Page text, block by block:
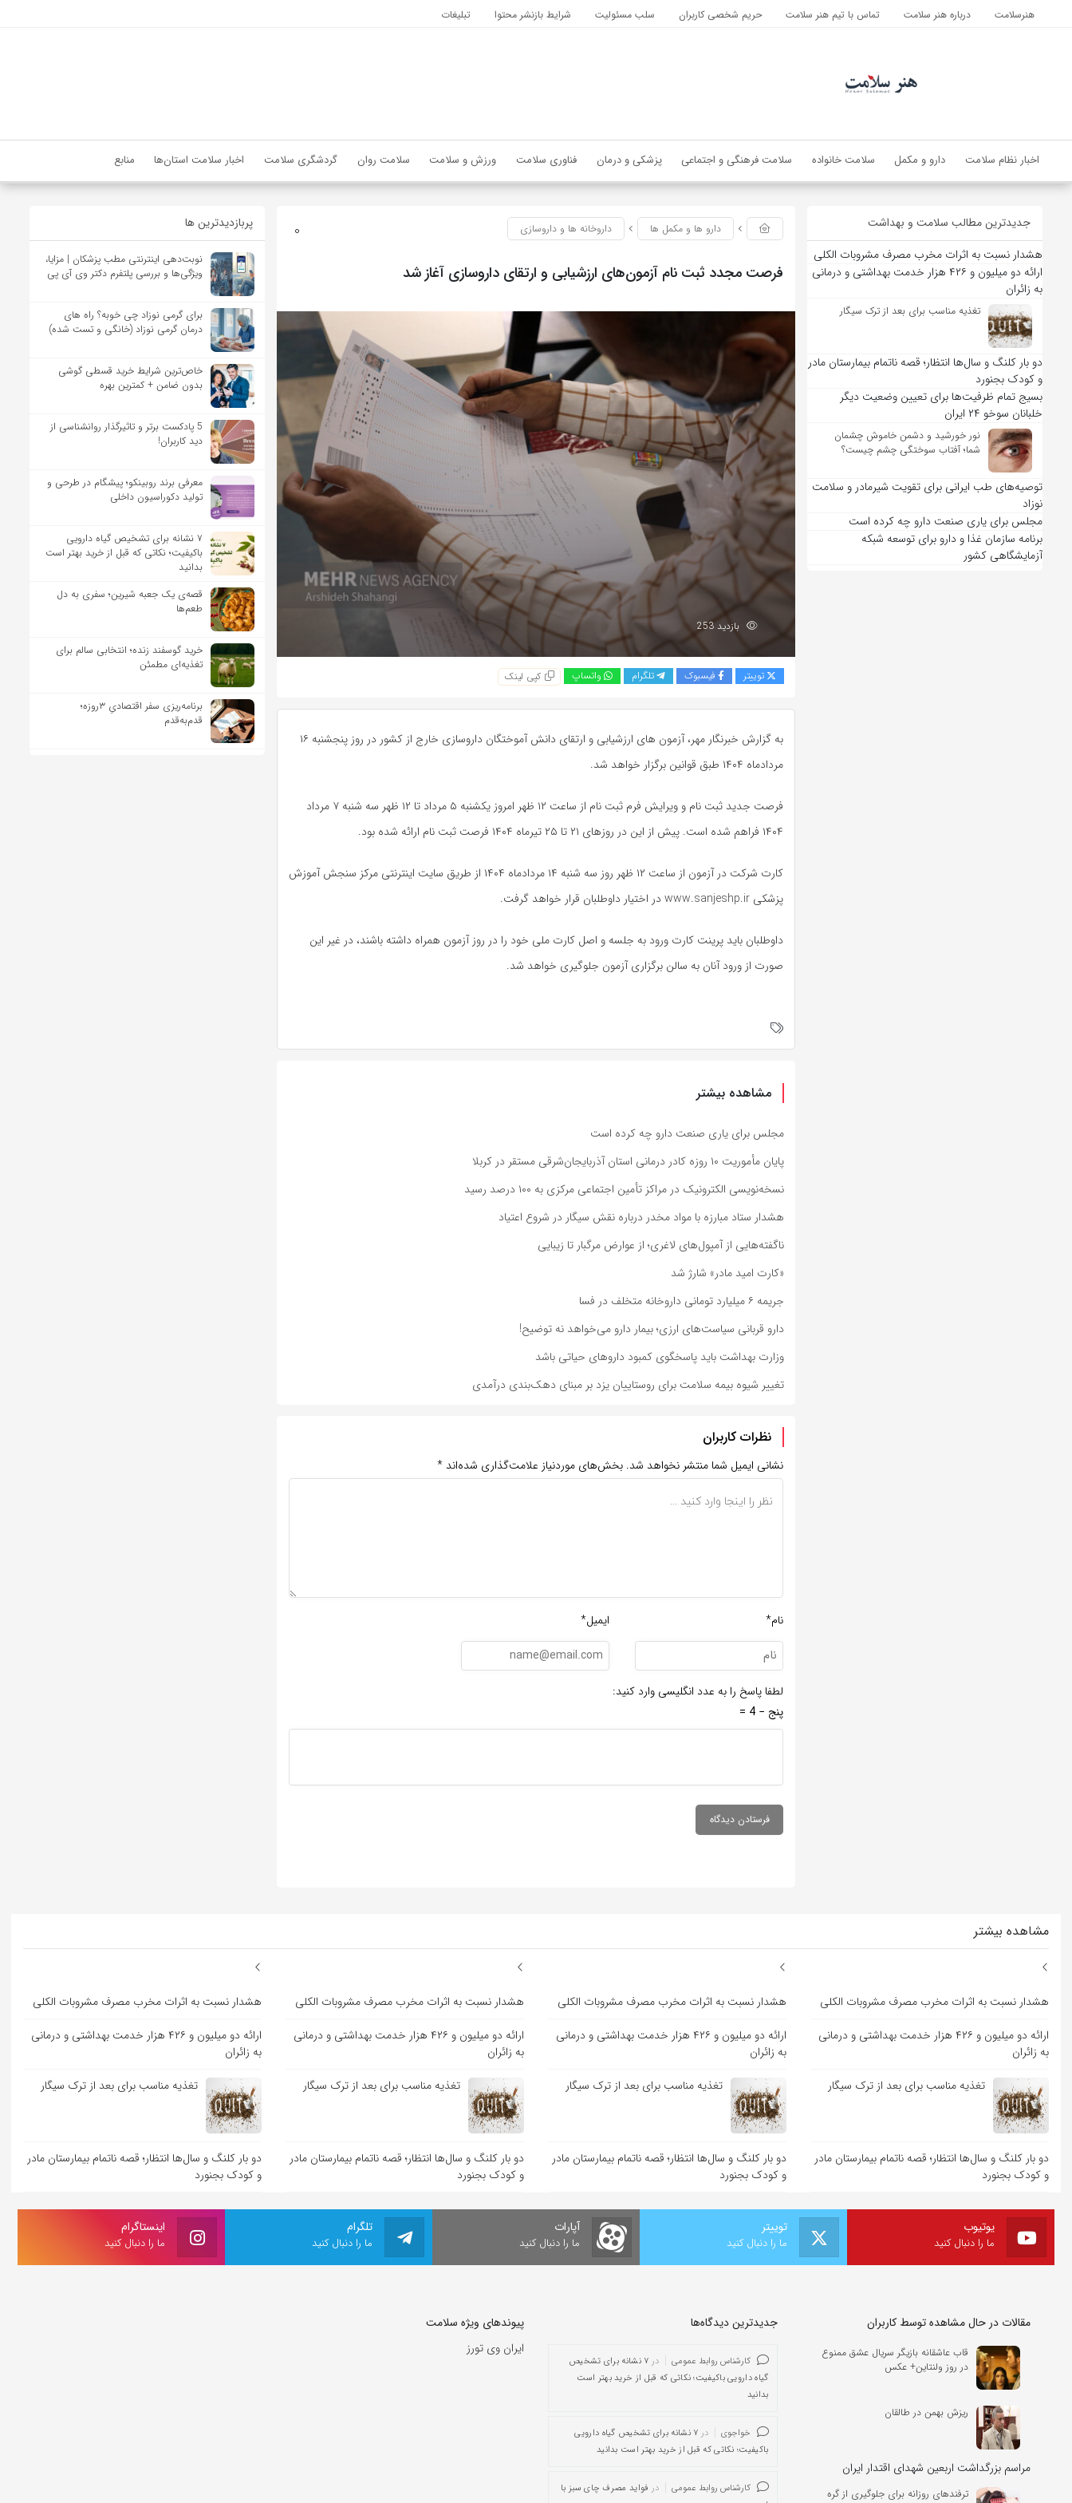
هنرسلامت درباره هنر سلامت تماس با تیم هنر سلامت حریم شخصی کاربران سلب مسئولیت شرایط بازنشر محتوا تبلیغات
اخبار نظام سلامت دارو و مکمل سلامت خانواده سلامت فرهنگی و اجتماعی پزشکی و درمان فناوری سلامت ورزش و سلامت سلامت روان گردشگری سلامت اخبار سلامت استان‌ها منابع
جدیدترین مطالب سلامت و بهداشت
هشدار نسبت به اثرات مخرب مصرف مشروبات الکلی
ارائه دو میلیون و ۴۲۶ هزار خدمت بهداشتی و درمانی
به زائران
تغذیه مناسب برای بعد از ترک سیگار
دو بار کلنگ و سال‌ها انتظار؛ قصه ناتمام بیمارستان مادر
و کودک بجنورد
بسیج تمام ظرفیت‌ها برای تعیین وضعیت دیگر
خلبانان سوخو ۲۴ ایران
نور خورشید و دشمن خاموش چشمان
شما؛ آفتاب سوختگی چشم چیست؟
توصیه‌های طب ایرانی برای تقویت شیرمادر و سلامت
نوزاد
مجلس برای یاری صنعت دارو چه کرده است
برنامه سازمان غذا و دارو برای توسعه شبکه
آزمایشگاهی کشور
0 دارو ها و مکمل ها داروخانه ها و داروسازی
فرصت مجدد ثبت نام آزمون‌های ارزشیابی و ارتقای داروسازی آغاز شد
بازدید 253
توییتر فیسبوک تلگرام واتساپ کپی لینک
به گزارش خبرنگار مهر، آزمون های ارزشیابی و ارتقای دانش آموختگان داروسازی خارج از کشور در روز پنجشنبه ۱۶
مردادماه ۱۴۰۴ طبق قوانین برگزار خواهد شد.
فرصت جدید ثبت نام و ویرایش فرم ثبت نام از ساعت ۱۲ ظهر امروز یکشنبه ۵ مرداد تا ۱۲ ظهر سه شنبه ۷ مرداد
۱۴۰۴ فراهم شده است. پیش از این در روزهای ۲۱ تا ۲۵ تیرماه ۱۴۰۴ فرصت ثبت نام ارائه شده بود.
کارت شرکت در آزمون از ساعت ۱۲ ظهر روز سه شنبه ۱۴ مردادماه ۱۴۰۴ از طریق سایت اینترنتی مرکز سنجش آموزش
پزشکی www.sanjeshp.ir در اختیار داوطلبان قرار خواهد گرفت.
داوطلبان باید پرینت کارت ورود به جلسه و اصل کارت ملی خود را در روز آزمون همراه داشته باشند، در غیر این
صورت از ورود آنان به سالن برگزاری آزمون جلوگیری خواهد شد.
مشاهده بیشتر
مجلس برای یاری صنعت دارو چه کرده است
پایان مأموریت ۱۰ روزه کادر درمانی استان آذربایجان‌شرقی مستقر در کربلا
نسخه‌نویسی الکترونیک در مراکز تأمین اجتماعی مرکزی به ۱۰۰ درصد رسید
هشدار ستاد مبارزه با مواد مخدر درباره نقش سیگار در شروع اعتیاد
ناگفته‌هایی از آمپول‌های لاغری؛ از عوارض مرگبار تا زیبایی
«کارت امید مادر» شارژ شد
جریمه ۶ میلیارد تومانی داروخانه متخلف در فسا
دارو قربانی سیاست‌های ارزی؛ بیمار دارو می‌خواهد نه توضیح!
وزارت بهداشت باید پاسخگوی کمبود داروهای حیاتی باشد
تغییر شیوه بیمه سلامت برای روستاییان یزد بر مبنای دهک‌بندی درآمدی
نظرات کاربران
نشانی ایمیل شما منتشر نخواهد شد. بخش‌های موردنیاز علامت‌گذاری شده‌اند *
نام* ایمیل*
لطفا پاسخ را به عدد انگلیسی وارد کنید:
پنج − 4 =
پربازدیدترین ها
نوبت‌دهی اینترنتی مطب پزشکان | مزایا،
ویژگی‌ها و بررسی پلتفرم دکتر وی آی پی
برای گرمی نوزاد چی خوبه؟ راه های
درمان گرمی نوزاد (خانگی و تست شده)
خاص‌ترین شرایط خرید قسطی گوشی
بدون ضامن + کمترین بهره
5 پادکست برتر و تاثیرگذار روانشناسی از
دید کاربران!
معرفی برند روبینکو؛ پیشگام در طرحی و
تولید دکوراسیون داخلی
۷ نشانه برای تشخیص گیاه دارویی
باکیفیت؛ نکاتی که قبل از خرید بهتر است
بدانید
قصه‌ی یک جعبه شیرین؛ سفری به دل
طعم‌ها
خرید گوسفند زنده؛ انتخابی سالم برای
تغذیه‌ای مطمئن
برنامه‌ریزی سفر اقتصادیِ ۳روزه؛
قدم‌به‌قدم
مشاهده بیشتر
هشدار نسبت به اثرات مخرب مصرف مشروبات الکلی
ارائه دو میلیون و ۴۲۶ هزار خدمت بهداشتی و درمانی
به زائران
تغذیه مناسب برای بعد از ترک سیگار
دو بار کلنگ و سال‌ها انتظار؛ قصه ناتمام بیمارستان مادر
و کودک بجنورد
هشدار نسبت به اثرات مخرب مصرف مشروبات الکلی
ارائه دو میلیون و ۴۲۶ هزار خدمت بهداشتی و درمانی
به زائران
تغذیه مناسب برای بعد از ترک سیگار
دو بار کلنگ و سال‌ها انتظار؛ قصه ناتمام بیمارستان مادر
و کودک بجنورد
هشدار نسبت به اثرات مخرب مصرف مشروبات الکلی
ارائه دو میلیون و ۴۲۶ هزار خدمت بهداشتی و درمانی
به زائران
تغذیه مناسب برای بعد از ترک سیگار
دو بار کلنگ و سال‌ها انتظار؛ قصه ناتمام بیمارستان مادر
و کودک بجنورد
هشدار نسبت به اثرات مخرب مصرف مشروبات الکلی
ارائه دو میلیون و ۴۲۶ هزار خدمت بهداشتی و درمانی
به زائران
تغذیه مناسب برای بعد از ترک سیگار
دو بار کلنگ و سال‌ها انتظار؛ قصه ناتمام بیمارستان مادر
و کودک بجنورد
اینستاگرام
ما را دنبال کنید
تلگرام
ما را دنبال کنید
آپارات
ما را دنبال کنید
توییتر
ما را دنبال کنید
یوتیوب
ما را دنبال کنید
مقالات در حال مشاهده توسط کاربران
قاب عاشقانه بازیگر سریال عشق ممنوع
در روز ولنتاین+ عکس
ریزش بهمن در طالقان
مراسم بزرگداشت اربعین شهدای اقتدار ایران
ترفندهای روزانه برای جلوگیری از گره
جدیدترین دیدگاه‌‌ها
کارشناس روابط عمومی در
۷ نشانه برای تشخیص
گیاه دارویی باکیفیت؛ نکاتی که قبل از خرید بهتر است
بدانید
خواجوی در
۷ نشانه برای تشخیص گیاه دارویی
باکیفیت؛ نکاتی که قبل از خرید بهتر است بدانید
کارشناس روابط عمومی در فواید مصرف چای سبز با
پیوندهای ویژه سلامت
ایران وی تورز